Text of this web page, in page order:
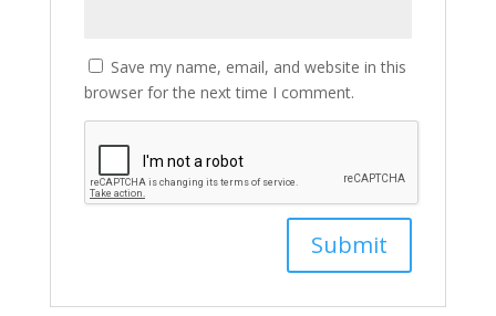
Save my name, email, and website in this
browser for the next time I comment.